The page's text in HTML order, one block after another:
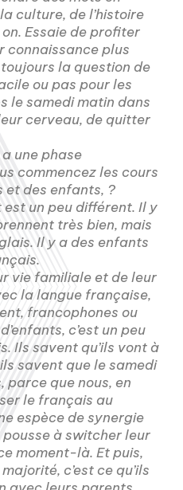
culture, de l’histoire
Essaie de profiter
connaissance plus
la question de
ou pas pour les
le samedi matin dans
cerveau, de quitter
une phase
commencez les cours
et des enfants, ?
un peu différent. Il y
très bien, mais
Il y a des enfants
vie familiale et de leur
la langue française,
francophones ou
c’est un peu
Ils savent qu’ils vont à
savent que le samedi
parce que nous, en
le français au
espèce de synergie
à switcher leur
moment-là. Et puis,
c’est ce qu’ils